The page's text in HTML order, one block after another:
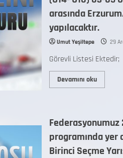
arasında
yapılacaktır.
Umut Yeşiltepe 29
Görevli Listesi Ektedir;
Devamını oku
Federasyonumuz
programında yer
Birinci Seçme